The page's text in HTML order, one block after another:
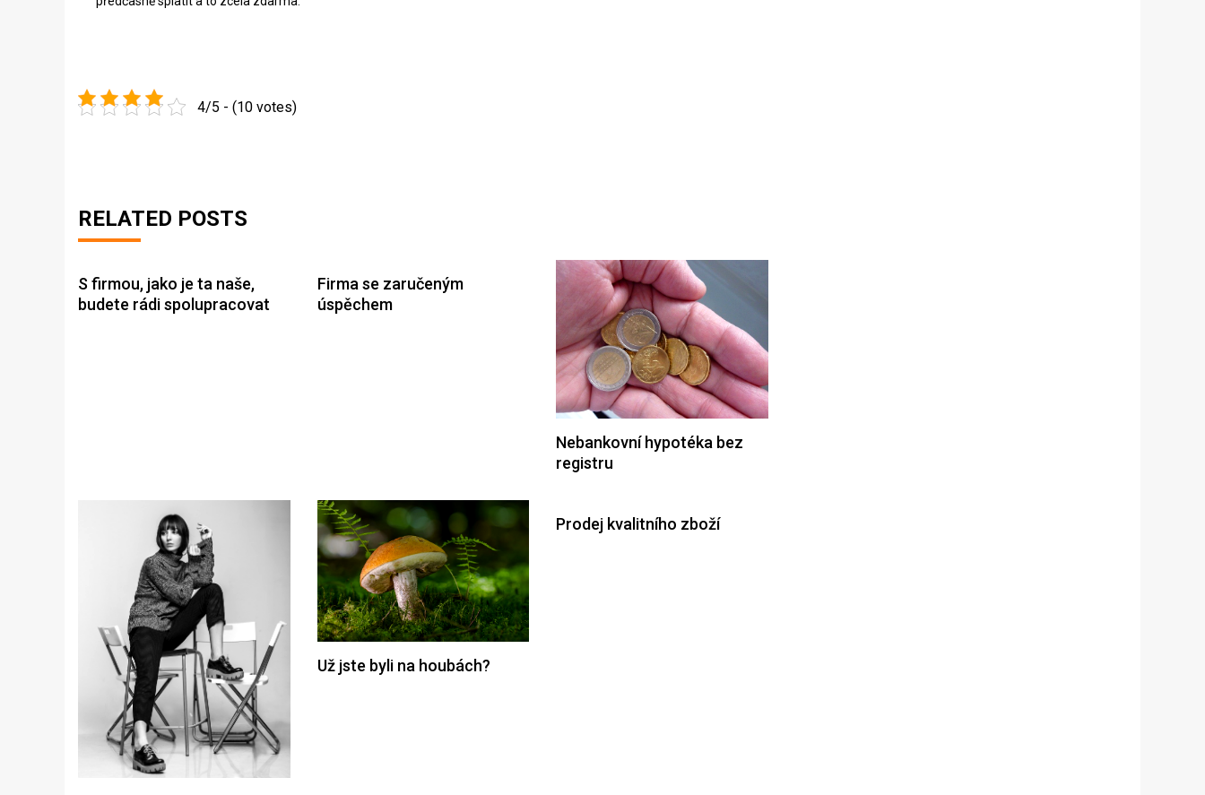
4/5 - (10 votes)
RELATED POSTS
S firmou, jako je ta naše,
budete rádi spolupracovat
Firma se zaručeným
úspěchem
Nebankovní hypotéka bez
registru
Už jste byli na houbách?
Prodej kvalitního zboží